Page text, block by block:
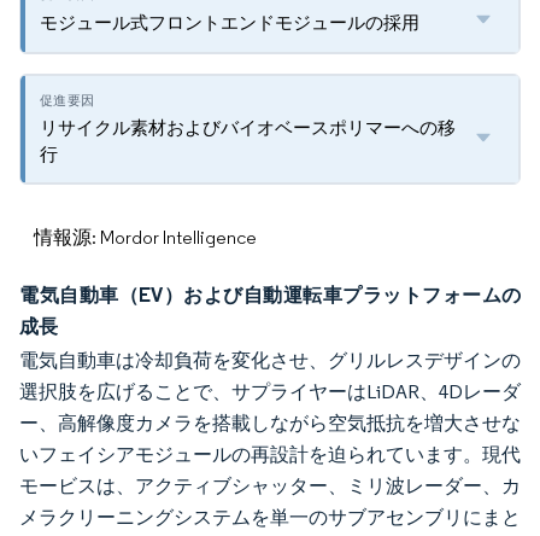
モジュール式フロントエンドモジュールの採用
リサイクル素材およびバイオベースポリマーへの移
行
情報源: Mordor Intelligence
電気自動車（EV）および自動運転車プラットフォームの
成長
電気自動車は冷却負荷を変化させ、グリルレスデザインの
選択肢を広げることで、サプライヤーはLiDAR、4Dレーダ
ー、高解像度カメラを搭載しながら空気抵抗を増大させな
いフェイシアモジュールの再設計を迫られています。現代
モービスは、アクティブシャッター、ミリ波レーダー、カ
メラクリーニングシステムを単一のサブアセンブリにまと